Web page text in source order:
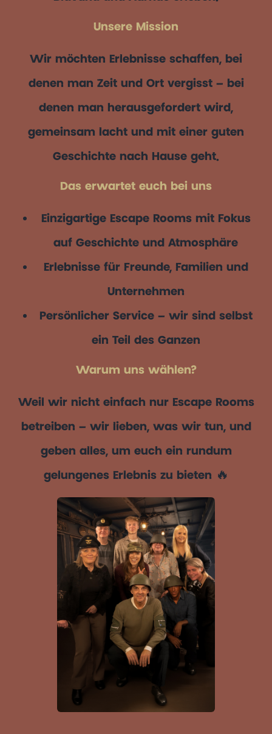
Unsere Mission
Wir möchten Erlebnisse schaffen, bei
denen man Zeit und Ort vergisst – bei
denen man herausgefordert wird,
gemeinsam lacht und mit einer guten
Geschichte nach Hause geht.
Das erwartet euch bei uns
Einzigartige Escape Rooms mit Fokus
auf Geschichte und Atmosphäre
Erlebnisse für Freunde, Familien und
Unternehmen
Persönlicher Service – wir sind selbst
ein Teil des Ganzen
Warum uns wählen?
Weil wir nicht einfach nur Escape Rooms
betreiben – wir lieben, was wir tun, und
geben alles, um euch ein rundum
gelungenes Erlebnis zu bieten 🔥